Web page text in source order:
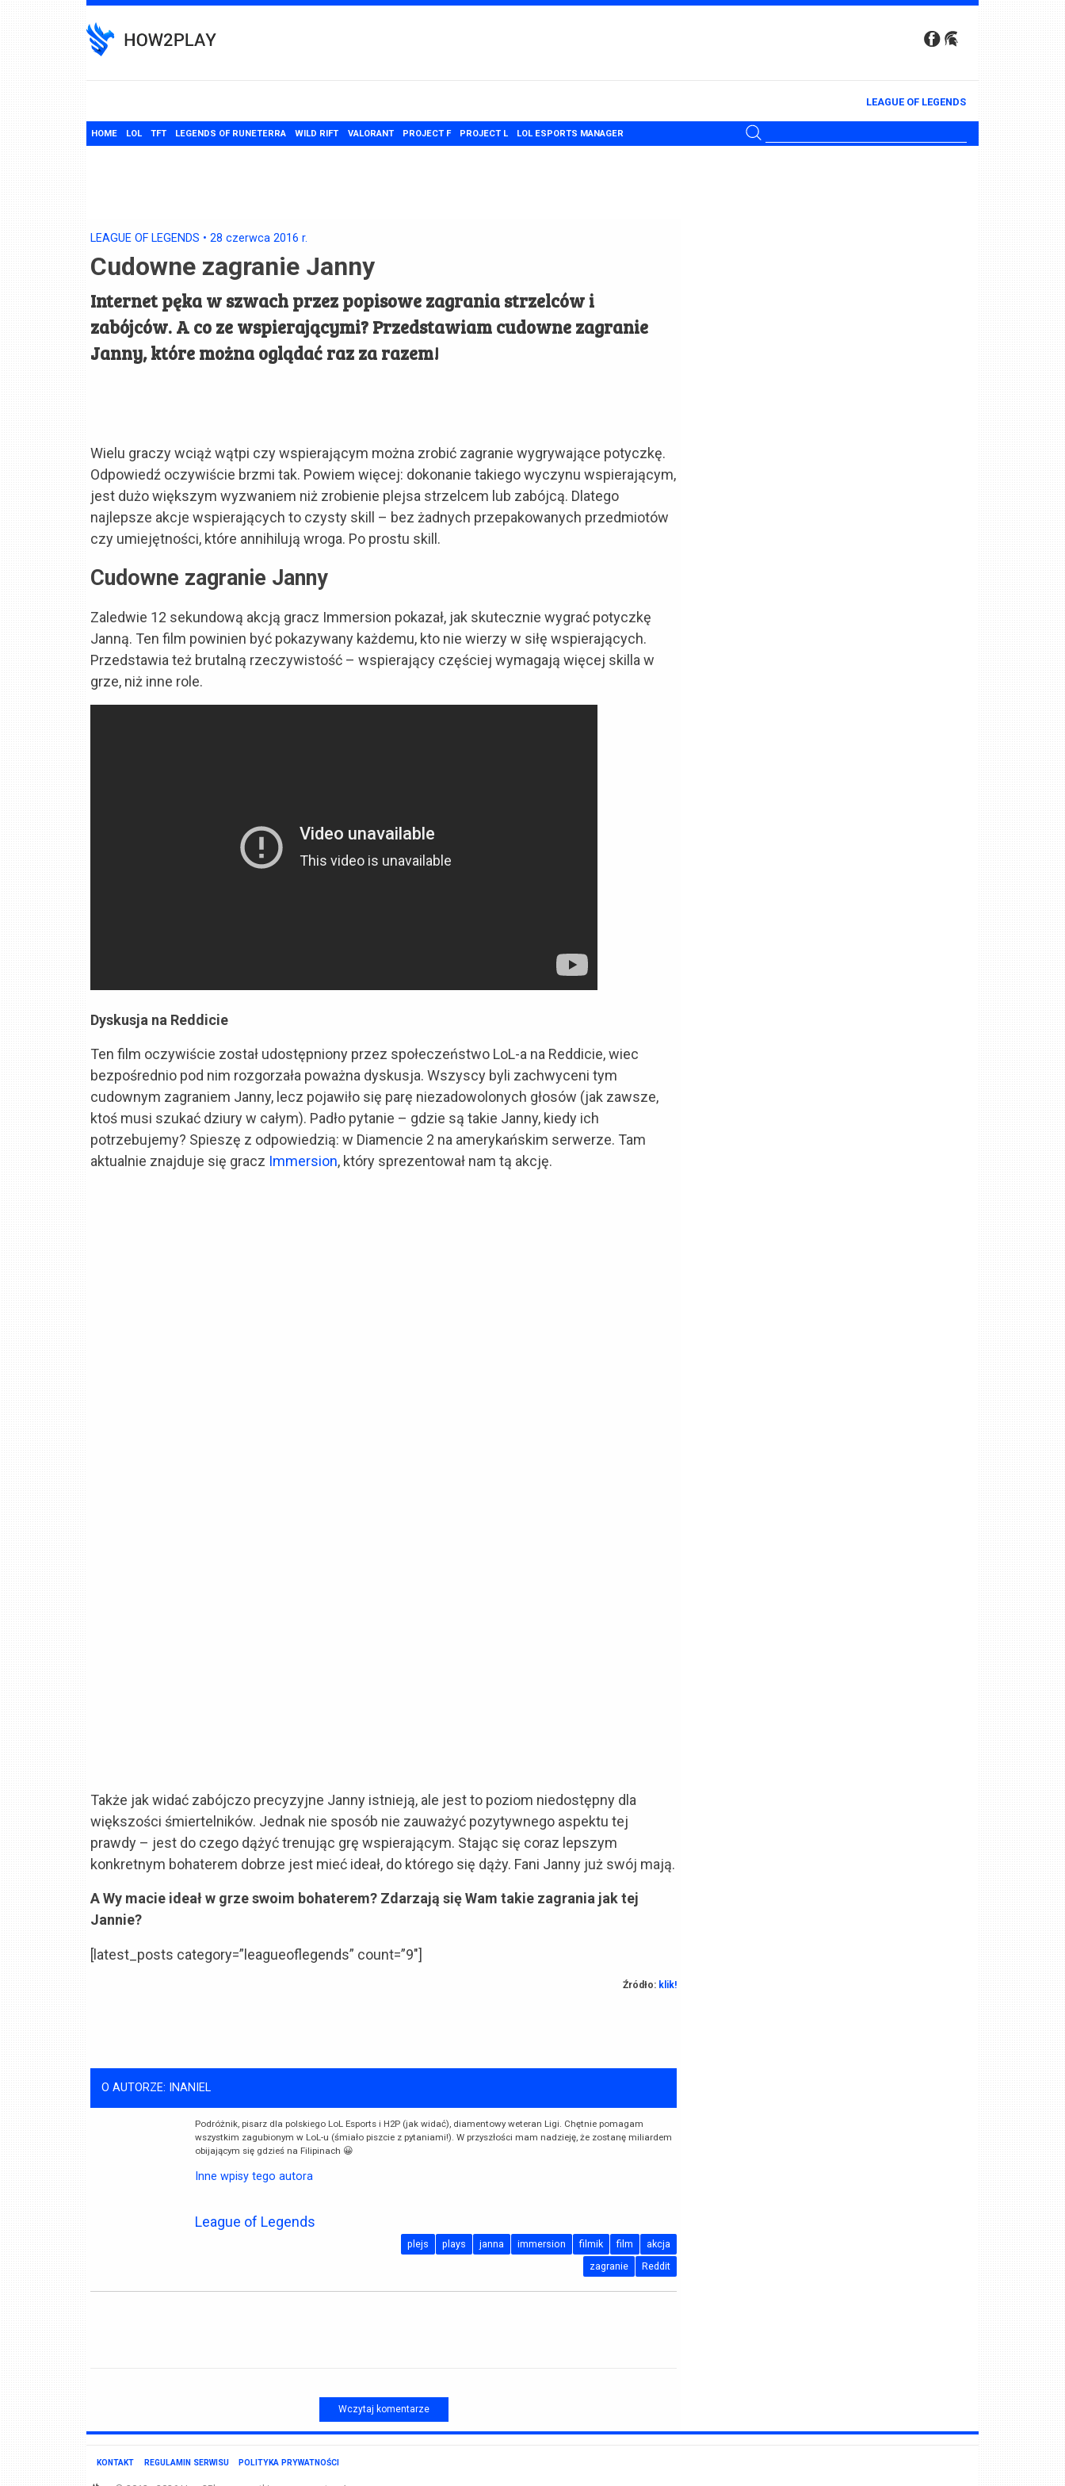
to
content
LEAGUE OF LEGENDS
HOME LOL TFT LEGENDS OF RUNETERRA WILD RIFT VALORANT PROJECT F PROJECT L LOL ESPORTS MANAGER
LEAGUE OF LEGENDS • 28 czerwca 2016 r.
Cudowne zagranie Janny
Internet pęka w szwach przez popisowe zagrania strzelców i
zabójców. A co ze wspierającymi? Przedstawiam cudowne zagranie
Janny, które można oglądać raz za razem!
Wielu graczy wciąż wątpi czy wspierającym można zrobić zagranie wygrywające potyczkę.
Odpowiedź oczywiście brzmi tak. Powiem więcej: dokonanie takiego wyczynu wspierającym,
jest dużo większym wyzwaniem niż zrobienie plejsa strzelcem lub zabójcą. Dlatego
najlepsze akcje wspierających to czysty skill – bez żadnych przepakowanych przedmiotów
czy umiejętności, które annihilują wroga. Po prostu skill.
Cudowne zagranie Janny
Zaledwie 12 sekundową akcją gracz Immersion pokazał, jak skutecznie wygrać potyczkę
Janną. Ten film powinien być pokazywany każdemu, kto nie wierzy w siłę wspierających.
Przedstawia też brutalną rzeczywistość – wspierający częściej wymagają więcej skilla w
grze, niż inne role.
Dyskusja na Reddicie
Ten film oczywiście został udostępniony przez społeczeństwo LoL-a na Reddicie, wiec
bezpośrednio pod nim rozgorzała poważna dyskusja. Wszyscy byli zachwyceni tym
cudownym zagraniem Janny, lecz pojawiło się parę niezadowolonych głosów (jak zawsze,
ktoś musi szukać dziury w całym). Padło pytanie – gdzie są takie Janny, kiedy ich
potrzebujemy? Spieszę z odpowiedzią: w Diamencie 2 na amerykańskim serwerze. Tam
aktualnie znajduje się gracz Immersion, który sprezentował nam tą akcję.
Także jak widać zabójczo precyzyjne Janny istnieją, ale jest to poziom niedostępny dla
większości śmiertelników. Jednak nie sposób nie zauważyć pozytywnego aspektu tej
prawdy – jest do czego dążyć trenując grę wspierającym. Stając się coraz lepszym
konkretnym bohaterem dobrze jest mieć ideał, do którego się dąży. Fani Janny już swój mają.
A Wy macie ideał w grze swoim bohaterem? Zdarzają się Wam takie zagrania jak tej
Jannie?
[latest_posts category=”leagueoflegends” count=”9″]
Źródło: klik!
O AUTORZE: INANIEL
Podróżnik, pisarz dla polskiego LoL Esports i H2P (jak widać), diamentowy weteran Ligi. Chętnie pomagam
wszystkim zagubionym w LoL-u (śmiało piszcie z pytaniami!). W przyszłości mam nadzieję, że zostanę miliardem
obijającym się gdzieś na Filipinach 😀
Inne wpisy tego autora
League of Legends
akcja
film
filmik
immersion
janna
plays
plejs
Reddit
zagranie
Wczytaj komentarze
KONTAKT REGULAMIN SERWISU POLITYKA PRYWATNOŚCI